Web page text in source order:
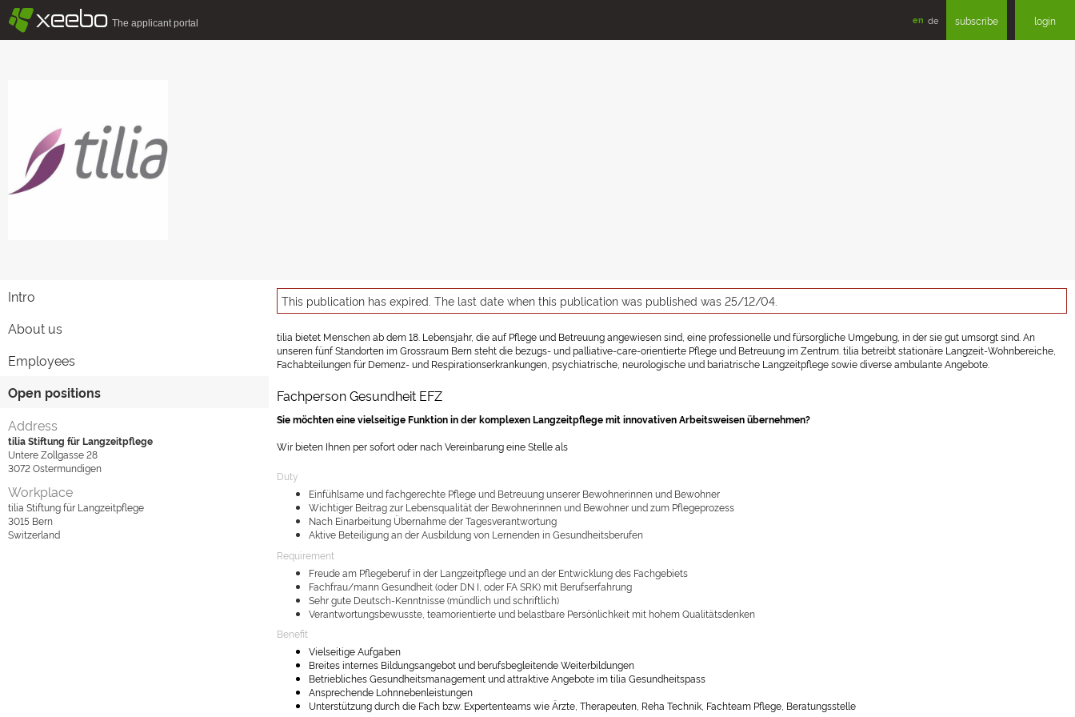
§xeebo The applicant portal en de subscribe login
Intro
About us
Employees
Open positions
Address
tilia Stiftung für Langzeitpflege
Untere Zollgasse 28
3072Ostermundigen
Workplace
tilia Stiftung für Langzeitpflege
3015 Bern
Switzerland
This publication has expired. The last date when this publication was published was 25/12/04.
tilia bietet Menschen ab dem 18. Lebensjahr, die auf Pflege und Betreuung angewiesen sind, eine professionelle und fürsorgliche Umgebung, in der sie gut umsorgt sind. An
unseren fünf Standorten im Grossraum Bern steht die bezugs- und palliative-care-orientierte Pflege und Betreuung im Zentrum. tilia betreibt stationäre Langzeit-Wohnbereiche,
Fachabteilungen für Demenz- und Respirationserkrankungen, psychiatrische, neurologische und bariatrische Langzeitpflege sowie diverse ambulante Angebote.
Fachperson Gesundheit EFZ
Sie möchten eine vielseitige Funktion in der komplexen Langzeitpflege mit innovativen Arbeitsweisen übernehmen?
Wir bieten Ihnen per sofort oder nach Vereinbarung eine Stelle als
Duty
Einfühlsame und fachgerechte Pflege und Betreuung unserer Bewohnerinnen und Bewohner
Wichtiger Beitrag zur Lebensqualität der Bewohnerinnen und Bewohner und zum Pflegeprozess
Nach Einarbeitung Übernahme der Tagesverantwortung
Aktive Beteiligung an der Ausbildung von Lernenden in Gesundheitsberufen
Requirement
Freude am Pflegeberuf in der Langzeitpflege und an der Entwicklung des Fachgebiets
Fachfrau/mann Gesundheit (oder DN I, oder FA SRK) mit Berufserfahrung
Sehr gute Deutsch-Kenntnisse (mündlich und schriftlich)
Verantwortungsbewusste, teamorientierte und belastbare Persönlichkeit mit hohem Qualitätsdenken
Benefit
Vielseitige Aufgaben
Breites internes Bildungsangebot und berufsbegleitende Weiterbildungen
Betriebliches Gesundheitsmanagement und attraktive Angebote im tilia Gesundheitspass
Ansprechende Lohnnebenleistungen
Unterstützung durch die Fach bzw. Expertenteams wie Ärzte, Therapeuten, Reha Technik, Fachteam Pflege, Beratungsstelle